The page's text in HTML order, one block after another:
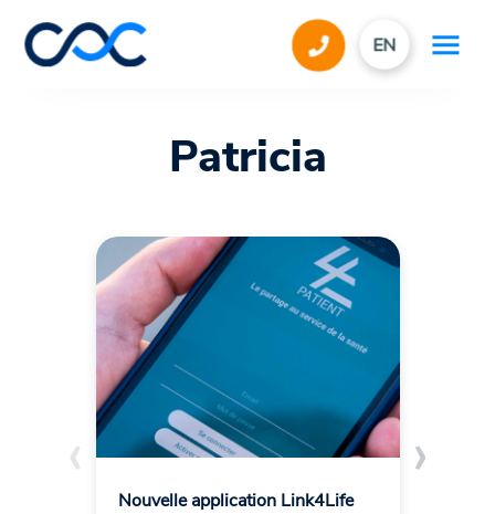
EN
Patricia
Nouvelle application Link4Life
‹ ›